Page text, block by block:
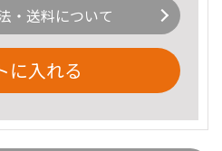
・送料について
に入れる